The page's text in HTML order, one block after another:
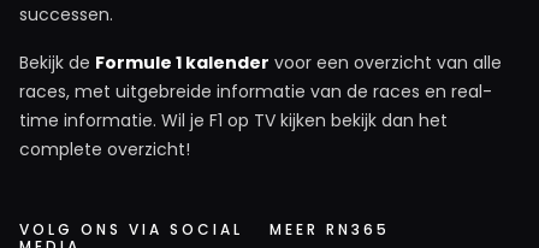
successen.
Bekijk de Formule 1 kalender voor een overzicht van alle
races, met uitgebreide informatie van de races en real-
time informatie. Wil je F1 op TV kijken bekijk dan het
complete overzicht!
VOLG ONS VIA SOCIAL
MEER RN365